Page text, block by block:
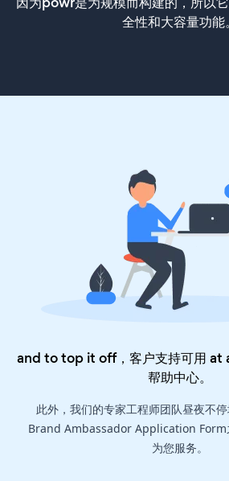
全性和大容量功能。
and to top it off，客户支持可用 at
帮助中心。
此外，我们的专家工程师团队昼夜不
Brand Ambassador Application Form
为您服务。